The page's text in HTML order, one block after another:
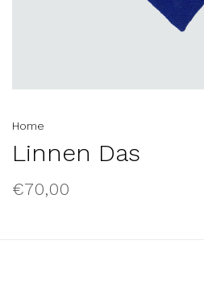
Home
Linnen Das
€70,00